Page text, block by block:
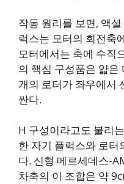
작동 원리를 보면, 액
럭스는 모터의 회전축
모터에서는 축에 수직
의 핵심 구성품은 얇은
개의 로터가 좌우에서
싼다.
H 구성이라고도 불리
한 자기 플럭스와 로
다. 신형 메르세데스-
차축의 이 조합은 약